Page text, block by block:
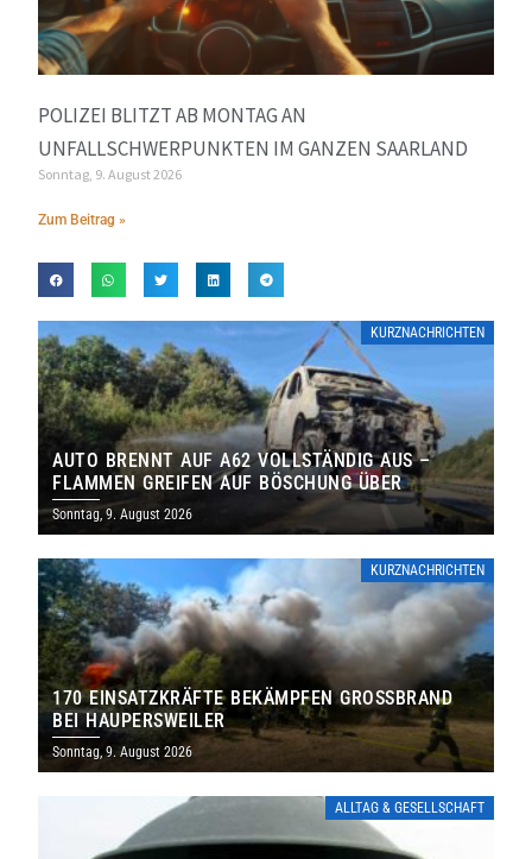
POLIZEI BLITZT AB MONTAG AN
UNFALLSCHWERPUNKTEN IM GANZEN SAARLAND
Sonntag, 9. August 2026
Zum Beitrag »
KURZNACHRICHTEN
AUTO BRENNT AUF A62 VOLLSTÄNDIG AUS –
FLAMMEN GREIFEN AUF BÖSCHUNG ÜBER
Sonntag, 9. August 2026
KURZNACHRICHTEN
170 EINSATZKRÄFTE BEKÄMPFEN GROSSBRAND B
EI HAUPERSWEILER
Sonntag, 9. August 2026
ALLTAG & GESELLSCHAFT